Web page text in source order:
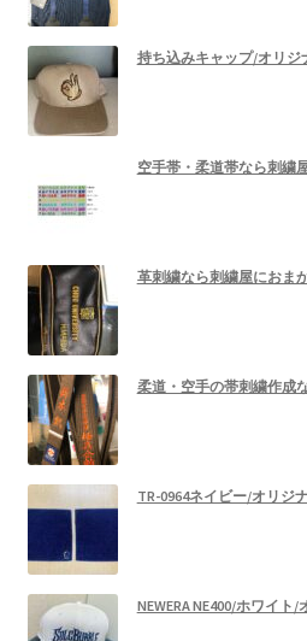
持ち込みキャップ/オリジ
空手帯・柔道帯なら刺繍
革刺繍なら刺繍屋におま
柔道・空手の帯刺繍作成
TR-0964ネイビー/オリジ
NEWERA NE400/ホワイト